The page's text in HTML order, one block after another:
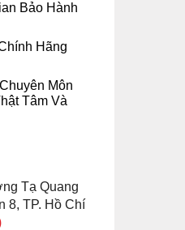
Bảo Hành
Hãng
Môn
Tâm Và
Tạ Quang
8, TP. Hồ Chí